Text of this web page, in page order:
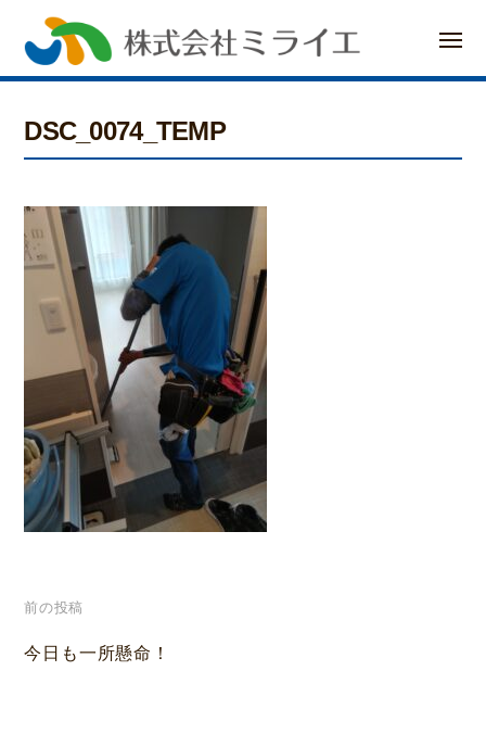
メ
ュ
DSC_0074_TEMP
投
稿
前の投稿
今日も一所懸命！